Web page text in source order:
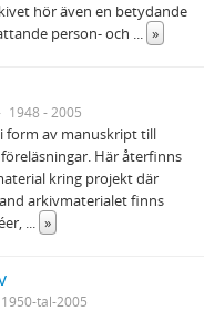
hör även en betydande
person- och ... »
1948 - 2005
form av manuskript till
Här återfinns
kring projekt där
arkivmaterialet finns
... »
1950-tal-2005